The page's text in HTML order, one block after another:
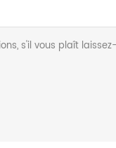
s'il vous plaît